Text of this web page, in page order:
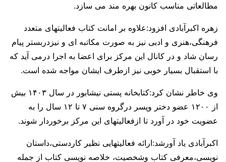
مطالعاتی مناسب کانون بهره مند می سازد.
زهره اکبرآبادی افزود:علاوه بر امانت کتاب فعالیتهای متعدد
فرهنگی،هنری و ادبی نیز به صورت مکاتبه ای و نیزدربستر پیام
رسان شاد و در کانال این مرکز برای اعضا به اجرا درمی آید که
با استقبال بسیار خوبی نیز ازطرف ایشان مواجه شده است.
وی خاطر نشان کرد:کتابخانه پستی نیشابور در سال ۱۴۰۳ بیش
از ۱۲۰۰ عضو دختر وپسر درگروه سنی ۷ تا ۱۲ سال را به
عضویت خود در آورد تا ازفعالیتهای این مرکز برخوردار شوند.
اکبرآبادی یاد آورشد:ارائه فعالیتهایی نظیر کاردستی،داستان
نویسی،معرفی کتاب وشخصیت، خلاصه نویسی کتاب از جمله